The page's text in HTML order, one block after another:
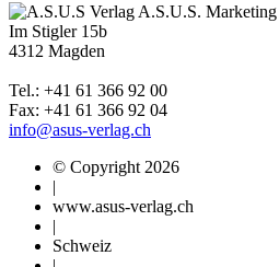
A.S.U.S.
Im Stigler 15b
4312 Magden
Tel.: +41 61 366 92 00
Fax: +41 61 366 92 04
info@asus-verlag.ch
© Copyright 2026
|
www.asus-verlag.ch
|
Schweiz